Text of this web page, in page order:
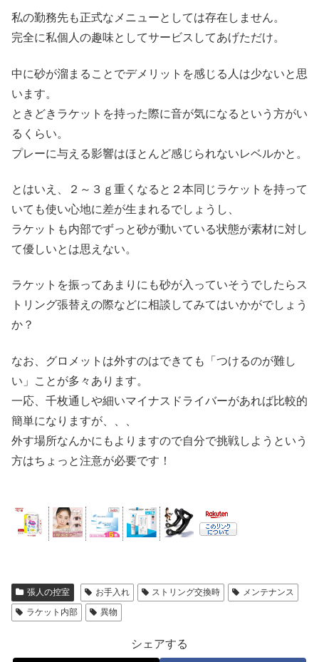
私の勤務先も正式なメニューとしては存在しません。
完全に私個人の趣味としてサービスしてあげただけ。
中に砂が溜まることでデメリットを感じる人は少ないと思
います。
ときどきラケットを持った際に音が気になるという方がい
るくらい。
プレーに与える影響はほとんど感じられないレベルかと。
とはいえ、２～３ｇ重くなると２本同じラケットを持って
いても使い心地に差が生まれるでしょうし、
ラケットも内部でずっと砂が動いている状態が素材に対し
て優しいとは思えない。
ラケットを振ってあまりにも砂が入っていそうでしたらス
トリング張替えの際などに相談してみてはいかがでしょう
か？
なお、グロメットは外すのはできても「つけるのが難し
い」ことが多々あります。
一応、千枚通しや細いマイナスドライバーがあれば比較的
簡単になりますが、、、
外す場所なんかにもよりますので自分で挑戦しようという
方はちょっと注意が必要です！
張人の控室 お手入れ ストリング交換時
メンテナンス
ラケット内部
異物
シェアする